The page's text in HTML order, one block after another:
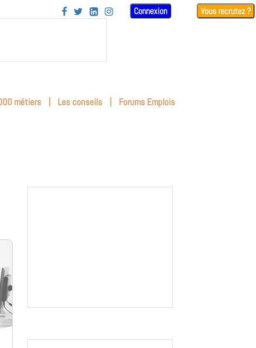
    Connexion Vous recrutez ?
métiers | Les conseils | Forums Emplois